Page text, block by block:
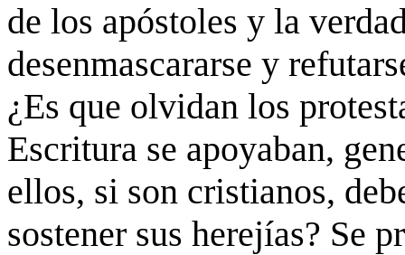
de los apóstoles y la
desenmascararse y
¿Es que olvidan los
Escritura se apoyaban,
ellos, si son cristianos,
sostener sus herejías? Se